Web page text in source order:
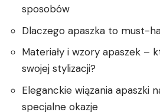
sposobów
Dlaczego apaszka ‍to must-
Materiały i ‍wzory apaszek –
swojej stylizacji?
Eleganckie wiązania apaszki
specjalne​ okazje